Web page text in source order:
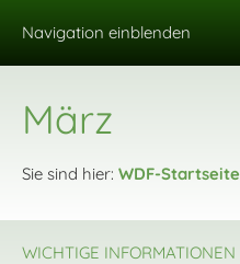
Navigation einblenden
März
Sie sind hier: WDF-Startseite
WICHTIGE INFORMATIONEN